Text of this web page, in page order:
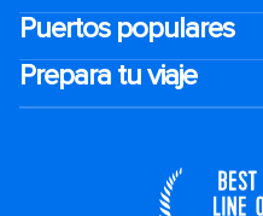
Puertos populares
Prepara tu viaje